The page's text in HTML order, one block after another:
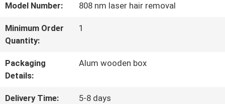
КАЧЕСТВА
Model Number: 808 nm laser hair removal
Minimum Order
Quantity:
1
Packaging
Details:
Alum wooden box
Delivery Time: 5-8 days